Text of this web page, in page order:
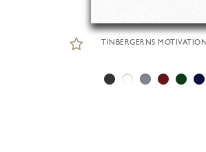
TINBERGERNS MOTIVATION